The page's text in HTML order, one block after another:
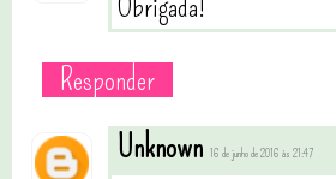
Responder
Unknown 16 de junho de 2016 às 21:47